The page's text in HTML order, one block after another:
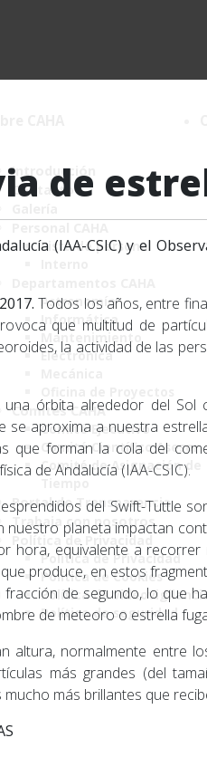
Introducción
Contacto
Lista de personal
Astronomía
Informática
Mantenimiento
Electrónica
Comités CAHA
Comité Ejecutivo
Comité Científico Asesor
Comité de Asignación de
Portal de Transparencia
Trabaja con nosotros
Política de Privacidad
Política de Privacidad
Política de Cookies
Política de
Política de seguridad
de
(IAA-CSIC) y el
Todos los años, entre
que multitud de
la actividad de las
una órbita alrededor del
se aproxima a nuestra
que forman la cola del
de Andalucía (IAA-CSIC).
del Swift-Tuttle
nuestro planeta impactan
hora, equivalente a
produce, en estos
de segundo, lo que
de meteoro o estrella
altura, normalmente entre
más grandes (del
más brillantes que